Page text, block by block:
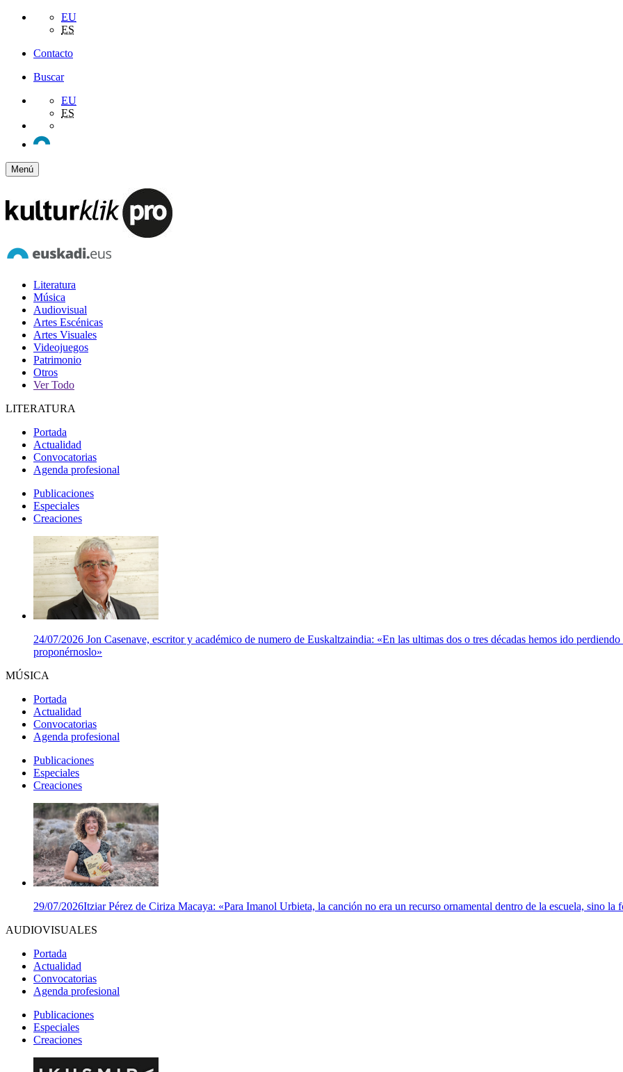
EU
ES
Contacto
Buscar
EU
ES
Menú
Literatura
Música
Audiovisual
Artes Escénicas
Artes Visuales
Videojuegos
Patrimonio
Otros
Ver Todo
LITERATURA
Portada
Actualidad
Convocatorias
Agenda profesional
Publicaciones
Especiales
Creaciones
24/07/2026 Jon Casenave, escritor y académico de numero de Euskaltzaindia: «En las ultimas dos o tres décadas hemos ido
proponérnoslo»
MÚSICA
Portada
Actualidad
Convocatorias
Agenda profesional
Publicaciones
Especiales
Creaciones
29/07/2026Itziar Pérez de Ciriza Macaya: «Para Imanol Urbieta, la canción no era un recurso ornamental dentro de la escuela, sino la
AUDIOVISUALES
Portada
Actualidad
Convocatorias
Agenda profesional
Publicaciones
Especiales
Creaciones